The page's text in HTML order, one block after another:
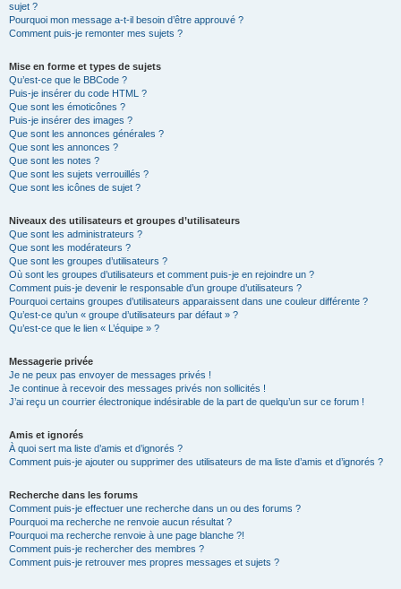
sujet ?
Pourquoi mon message a-t-il besoin d’être approuvé ?
Comment puis-je remonter mes sujets ?
Mise en forme et types de sujets
Qu’est-ce que le BBCode ?
Puis-je insérer du code HTML ?
Que sont les émoticônes ?
Puis-je insérer des images ?
Que sont les annonces générales ?
Que sont les annonces ?
Que sont les notes ?
Que sont les sujets verrouillés ?
Que sont les icônes de sujet ?
Niveaux des utilisateurs et groupes d’utilisateurs
Que sont les administrateurs ?
Que sont les modérateurs ?
Que sont les groupes d’utilisateurs ?
Où sont les groupes d’utilisateurs et comment puis-je en rejoindre un ?
Comment puis-je devenir le responsable d’un groupe d’utilisateurs ?
Pourquoi certains groupes d’utilisateurs apparaissent dans une couleur différente ?
Qu’est-ce qu’un « groupe d’utilisateurs par défaut » ?
Qu’est-ce que le lien « L’équipe » ?
Messagerie privée
Je ne peux pas envoyer de messages privés !
Je continue à recevoir des messages privés non sollicités !
J’ai reçu un courrier électronique indésirable de la part de quelqu’un sur ce forum !
Amis et ignorés
À quoi sert ma liste d’amis et d’ignorés ?
Comment puis-je ajouter ou supprimer des utilisateurs de ma liste d’amis et d’ignorés ?
Recherche dans les forums
Comment puis-je effectuer une recherche dans un ou des forums ?
Pourquoi ma recherche ne renvoie aucun résultat ?
Pourquoi ma recherche renvoie à une page blanche ?!
Comment puis-je rechercher des membres ?
Comment puis-je retrouver mes propres messages et sujets ?